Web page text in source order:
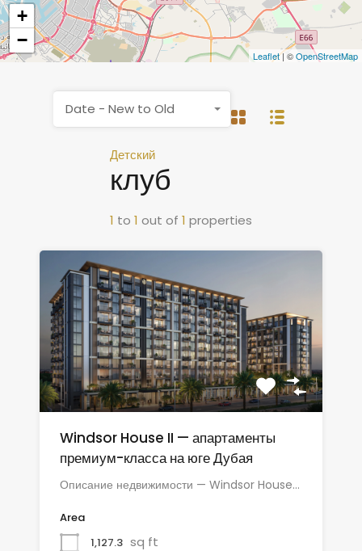
+
−
Leaflet| ©OpenStreetMap
Детский
клуб
1 to 1 out of 1 properties
Date - New to Old
Windsor House II — апартаменты
премиум-класса на юге Дубая
Описание недвижимости — Windsor House…
Area
1,127.3 sq ft